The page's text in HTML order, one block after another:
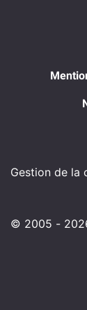
Gestion de la
© 2005 -